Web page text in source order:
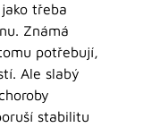
třeba
Známá
potřebují,
Ale slabý
stabilitu